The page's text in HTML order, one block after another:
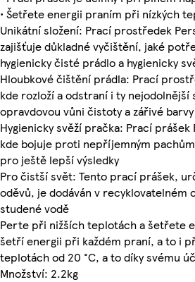
• Šetřete energii praním při nízkých
Unikátní složení: Prací prostředek
zajišťuje důkladné vyčištění, jaké
hygienicky čisté prádlo a hygienicky
Hloubkové čištění prádla: Prací
kde rozloží a odstraní i ty nejodolnější
opravdovou vůni čistoty a zářivé barvy
Hygienicky svěží pračka: Prací
kde bojuje proti nepříjemným
pro ještě lepší výsledky
Pro čistší svět: Tento prací prášek,
oděvů, je dodáván v recyklovatelném
studené vodě
Perte při nižších teplotách a šetřete
šetří energii při každém praní, a to i
teplotách od 20 °C, a to díky svému
Množství: 2.2kg